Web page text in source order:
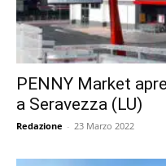
PENNY Market
a Seravezza (LU)
Redazione - 23 Marzo 2022